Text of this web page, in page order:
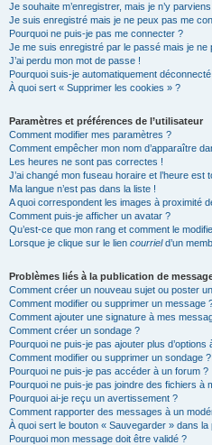
Je souhaite m’enregistrer, mais je n’y
Je suis enregistré mais je ne peux pas me
Pourquoi ne puis-je pas me connecter ?
Je me suis enregistré par le passé mais je ne
J’ai perdu mon mot de passe !
Pourquoi suis-je automatiquement
À quoi sert « Supprimer les cookies » ?
Paramètres et préférences de l’utilisateur
Comment modifier mes paramètres ?
Comment empêcher mon nom d’apparaître
Les heures ne sont pas correctes !
J’ai changé mon fuseau horaire et l’heure est
Ma langue n’est pas dans la liste !
A quoi correspondent les images à proximité
Comment puis-je afficher un avatar ?
Qu’est-ce que mon rang et comment le
Lorsque je clique sur le lien courrield’un
Problèmes liés à la publication de
Comment créer un nouveau sujet ou poster
Comment modifier ou supprimer un message
Comment ajouter une signature à mes
Comment créer un sondage ?
Pourquoi ne puis-je pas ajouter plus d’options
Comment modifier ou supprimer un sondage ?
Pourquoi ne puis-je pas accéder à un forum ?
Pourquoi ne puis-je pas joindre des fichiers à
Pourquoi ai-je reçu un avertissement ?
Comment rapporter des messages à un
À quoi sert le bouton « Sauvegarder » dans
Pourquoi mon message doit être validé ?